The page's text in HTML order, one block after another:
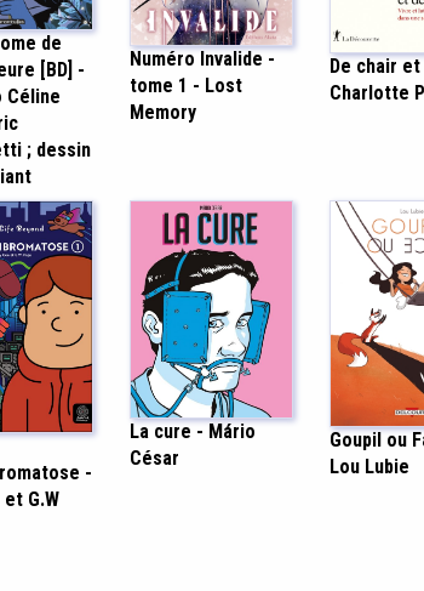
de
[BD] -
Céline
; dessin
Numéro Invalide -
tome 1 - Lost
Memory
De chair
Charlotte
-
G.W
La cure - Mário
César
Goupil ou
Lou Lubie